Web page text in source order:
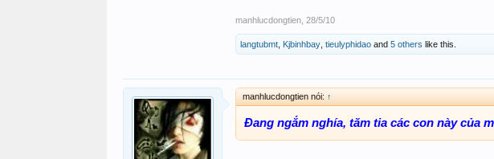
manhlucdongtien 28/5/10
langtubmt Kjbinhbay tieulyphidao and 5 others like this.
manhlucdongtien nói: ↑
Đang ngắm nghía, tăm tia các con này của